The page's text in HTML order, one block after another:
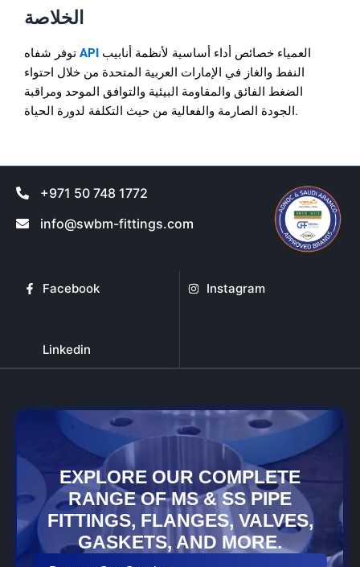
الخلاصة
API
النفط والغاز في الإمارات العربية المتحدة من خلال احتواء
الضغط الفائق والمقاومة البيئية والتوافق الموحد ومراقبة
الجودة الصارمة والفعالية من حيث التكلفة لدورة الحياة.
+971 50 748 1772
info@swbm-fittings.com
Facebook Instagram
Linkedin
EXPLORE OUR COMPLETE
RANGE OF MS & SS PIPE
FITTINGS, FLANGES, VALVES,
GASKETS, AND MORE.